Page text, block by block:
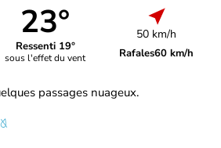
23°
Ressenti 19°
sous l'effet du vent
50 km/h
Rafales60 km/h
passages nuageux.